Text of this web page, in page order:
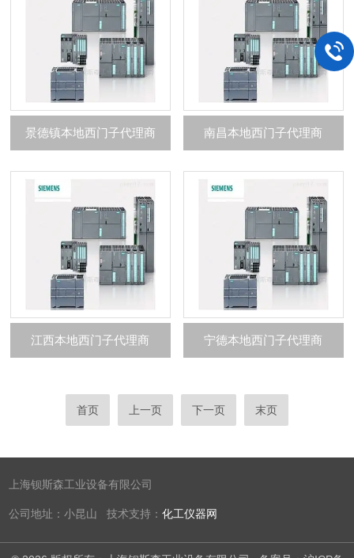
景德镇本地西门子代理商 南昌本地西门子代理商
江西本地西门子代理商 宁德本地西门子代理商
首页 上一页 下一页 末页
上海钡斯森工业设备有限公司
公司地址：小昆山 技术支持：化工仪器网